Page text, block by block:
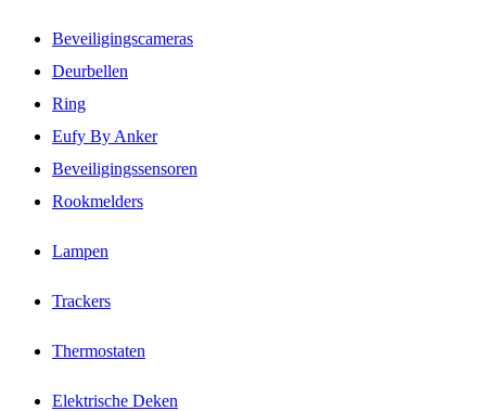
Beveiligingscameras
Deurbellen
Ring
Eufy By Anker
Beveiligingssensoren
Rookmelders
Lampen
Trackers
Thermostaten
Elektrische Deken